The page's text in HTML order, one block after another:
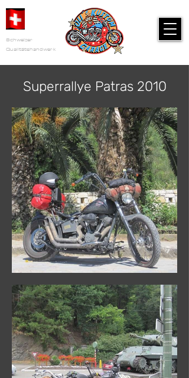
Schweizer
Qualitätshandwerk
Superrallye Patras 2010